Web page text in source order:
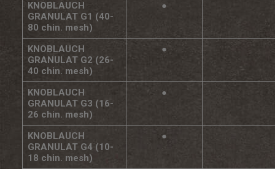
KNOBLAUCH
GRANULAT G1 (40-
80 chin. mesh)
●
KNOBLAUCH
GRANULAT G2 (26-
40 chin. mesh)
●
KNOBLAUCH
GRANULAT G3 (16-
26 chin. mesh)
●
KNOBLAUCH
GRANULAT G4 (10-
18 chin. mesh)
●